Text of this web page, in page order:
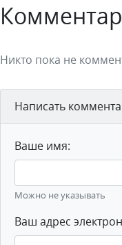
Никто пока не
Написать
Ваше имя:
Можно не указывать
Ваш адрес